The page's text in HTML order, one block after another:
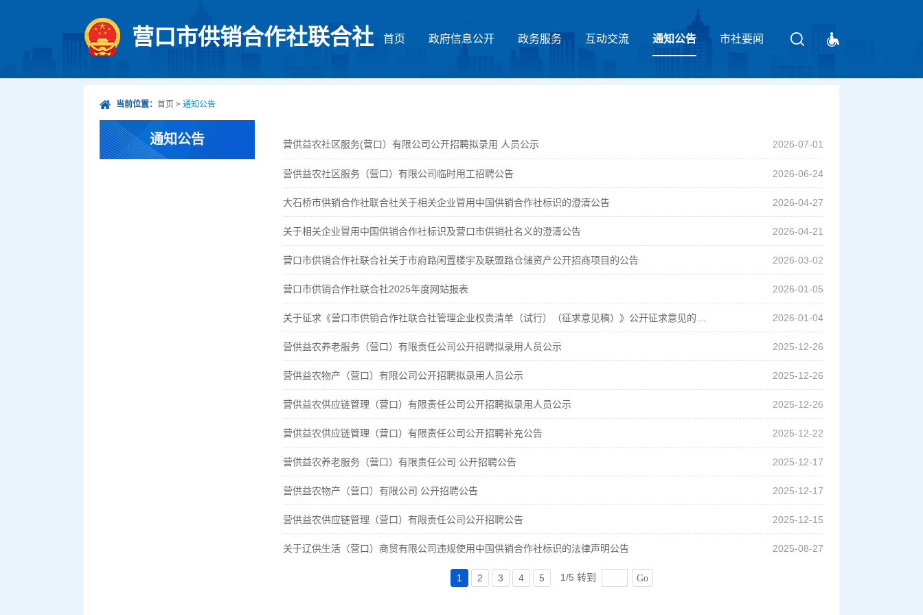
营口市供销合作社联合社 首页 政府信息公开 政务服务 互动交流 通知公告 市社要闻
请输入关键字
当前位置： 首页 > 通知公告
通知公告 营供益农社区服务(营口）有限公司公开招聘拟录用 人员公示 2026-07-01
营供益农社区服务（营口）有限公司临时用工招聘公告 2026-06-24
大石桥市供销合作社联合社关于相关企业冒用中国供销合作社标识的澄清公告 2026-04-27
关于相关企业冒用中国供销合作社标识及营口市供销社名义的澄清公告 2026-04-21
营口市供销合作社联合社关于市府路闲置楼宇及联盟路仓储资产公开招商项目的公告 2026-03-02
营口市供销合作社联合社2025年度网站报表 2026-01-05
2026-01-04
营供益农养老服务（营口）有限责任公司公开招聘拟录用人员公示 2025-12-26
营供益农物产（营口）有限公司公开招聘拟录用人员公示 2025-12-26
营供益农供应链管理（营口）有限责任公司公开招聘拟录用人员公示 2025-12-26
营供益农供应链管理（营口）有限责任公司公开招聘补充公告 2025-12-22
营供益农养老服务（营口）有限责任公司 公开招聘公告 2025-12-17
营供益农物产（营口）有限公司 公开招聘公告 2025-12-17
营供益农供应链管理（营口）有限责任公司公开招聘公告 2025-12-15
关于辽供生活（营口）商贸有限公司违规使用中国供销合作社标识的法律声明公告 2025-08-27
1 2 3 4 5 1/5 转到 Go